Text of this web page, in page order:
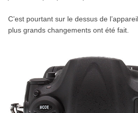
C’est pourtant sur le dessus de
plus grands changements ont été fait.